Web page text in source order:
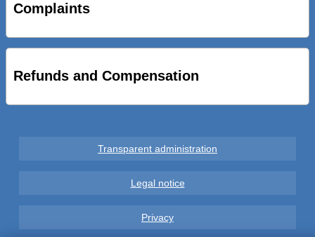
AL VIA SERVIZIO DI BIKE SHARING A POTENZA CON
VAIMOO PER UTENTI FAL SCONTI SULL’UTILIZZO DELLE
Complaints
Refunds and Compensation
Transparent administration
Legal notice
Privacy